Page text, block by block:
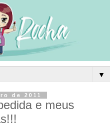
▼
de 2011
e meus